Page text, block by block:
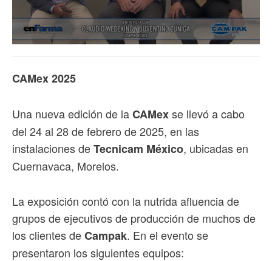
CAMex 2025
Una nueva edición de laCAMexse llevó a cabo
del 24 al 28 de febrero de 2025, en las
instalaciones deTecnicam México, ubicadas en
Cuernavaca, Morelos.
La exposición contó con la nutrida afluencia de
grupos de ejecutivos de producción de muchos de
los clientes deCampak. En el evento se
presentaron los siguientes equipos: